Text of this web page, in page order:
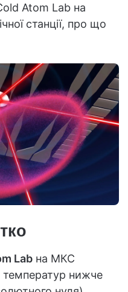
Atom Lab на
станції, про що
Lab на МКС
нижче